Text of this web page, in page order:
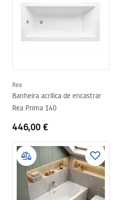
Rea
Banheira acrílica de encastrar
Rea Prima 140
446,00 €